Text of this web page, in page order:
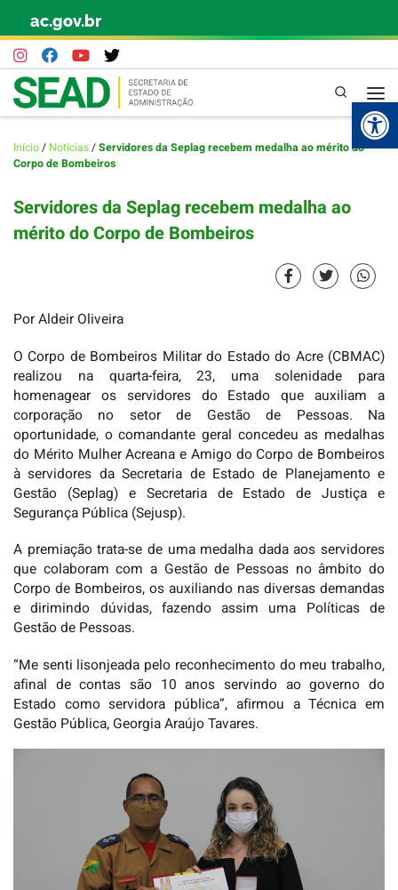
Skip to content
ac.gov.br
Pesquisa
Início/ Notícias/Servidores da Seplag recebem medalha ao mérito do
Corpo de Bombeiros
Servidores da Seplag recebem medalha ao
mérito do Corpo de Bombeiros
Por Aldeir Oliveira
O Corpo de Bombeiros Militar do Estado do Acre (CBMAC)
realizou na quarta-feira, 23, uma solenidade para
homenagear os servidores do Estado que auxiliam a
corporação no setor de Gestão de Pessoas. Na
oportunidade, o comandante geral concedeu as medalhas
do Mérito Mulher Acreana e Amigo do Corpo de Bombeiros
à servidores da Secretaria de Estado de Planejamento e
Gestão (Seplag) e Secretaria de Estado de Justiça e
Segurança Pública (Sejusp).
A premiação trata-se de uma medalha dada aos servidores
que colaboram com a Gestão de Pessoas no âmbito do
Corpo de Bombeiros, os auxiliando nas diversas demandas
e dirimindo dúvidas, fazendo assim uma Políticas de
Gestão de Pessoas.
“Me senti lisonjeada pelo reconhecimento do meu trabalho,
afinal de contas são 10 anos servindo ao governo do
Estado como servidora pública”, afirmou a Técnica em
Gestão Pública, Georgia Araújo Tavares.